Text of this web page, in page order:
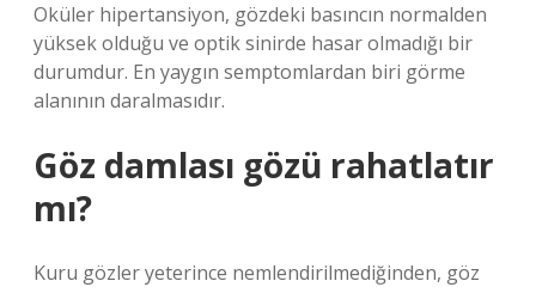
Oküler hipertansiyon, gözdeki basıncın normalden
yüksek olduğu ve optik sinirde hasar olmadığı bir
durumdur. En yaygın semptomlardan biri görme
alanının daralmasıdır.
Göz damlası gözü rahatlatır
mı?
Kuru gözler yeterince nemlendirilmediğinden, göz